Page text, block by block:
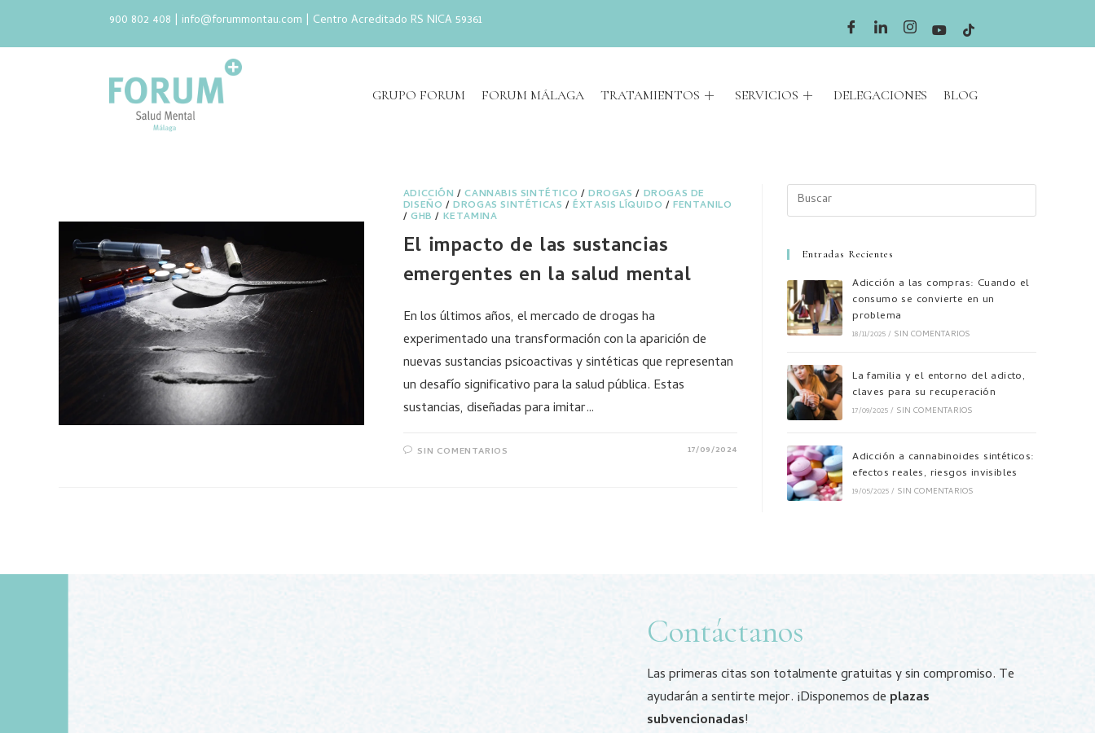
900 802 408 | info@forummontau.com | Centro Acreditado RS NICA 59361
GRUPO FORUM FORUM MÁLAGA TRATAMIENTOS SERVICIOS DELEGACIONES BLOG
ADICCIÓN /CANNABIS SINTÉTICO /DROGAS / DROGAS DE
DISEÑO /DROGAS SINTÉTICAS /ÉXTASIS LÍQUIDO /FENTANILO
/GHB / KETAMINA
El impacto de las sustancias
emergentes en la salud mental
En los últimos años, el mercado de drogas ha
experimentado una transformación con la aparición de
nuevas sustancias psicoactivas y sintéticas que representan
un desafío significativo para la salud pública. Estas
sustancias, diseñadas para imitar…
SIN COMENTARIOS 17/09/2024
Entradas Recientes
Adicción a las compras: Cuando el
consumo se convierte en un
problema
18/11/2025 / SIN COMENTARIOS
La familia y el entorno del adicto,
claves para su recuperación
17/09/2025 / SIN COMENTARIOS
Adicción a cannabinoides sintéticos:
efectos reales, riesgos invisibles
19/05/2025 / SIN COMENTARIOS
Contáctanos
Las primeras citas son totalmente gratuitas y sin compromiso. Te
ayudarán a sentirte mejor. ¡Disponemos deplazas
subvencionadas!